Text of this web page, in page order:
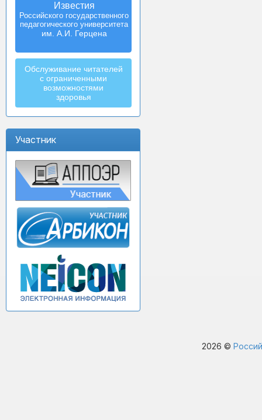
Известия
Российского государственного
педагогического университета
им. А.И. Герцена
Izvestia:
Herzen University
Journal of
Humanities & Sciences
Обслуживание читателей
с ограниченными
возможностями
здоровья
Участник
2026 ©